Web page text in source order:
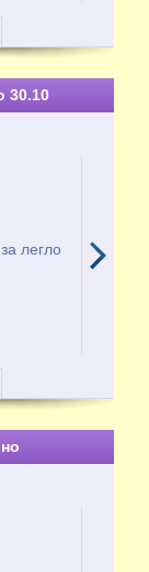
30.10
легло